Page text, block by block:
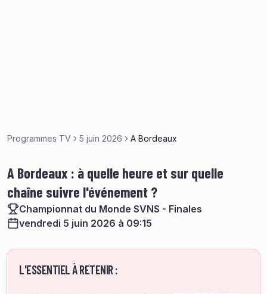
Programmes TV 5 juin 2026 A Bordeaux
A Bordeaux : à quelle heure et sur quelle
chaîne suivre l'événement ?
Championnat du Monde SVNS - Finales
vendredi 5 juin 2026 à 09:15
L'ESSENTIEL À RETENIR :